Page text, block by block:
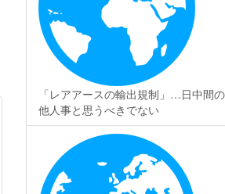
「レアアースの輸出規制」…日中間
他人事と思うべきでない